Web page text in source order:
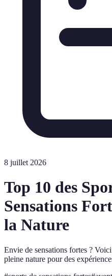
8 juillet 2026
Top 10 des
Sensations
la Nature
Envie de sensations fortes ?
pleine nature pour des